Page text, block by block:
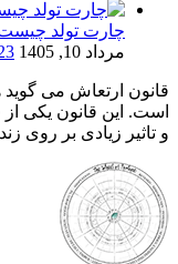
چارت تولد چیست
مرداد 10, 1405
23
قانون ارتعاش می
است. این قانون یکی
و تاثیر زیادی بر روی